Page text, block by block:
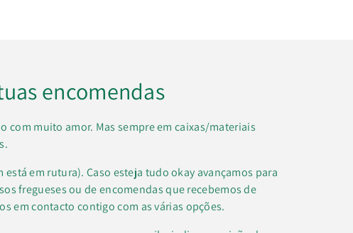
encomendas
com muito amor. Mas sempre em caixas/materiais
em rutura). Caso esteja tudo okay avançamos para
fregueses ou de encomendas que recebemos de
em contacto contigo com as várias opções.